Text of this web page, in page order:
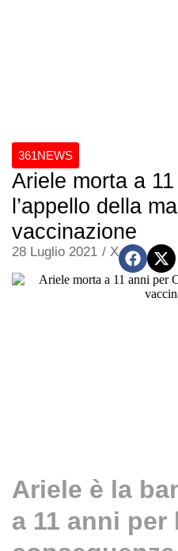
361NEWS
Ariele morta a
l’appello della
vaccinazione
28 Luglio 2021 / X
Ariele è la
a 11 anni per